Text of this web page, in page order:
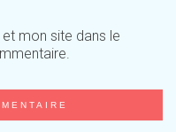
mon site dans le